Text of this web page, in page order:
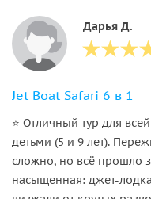
Дарья Д.
Jet Boat Safari 6 в 1
⭐ Отличный тур для
детьми (5 и 9 лет).
сложно, но всё прошло
насыщенная: джет-